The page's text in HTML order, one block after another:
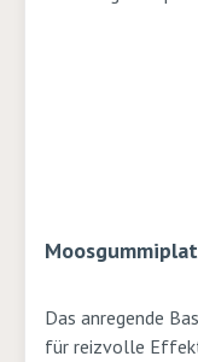
Das anregende
für reizvolle